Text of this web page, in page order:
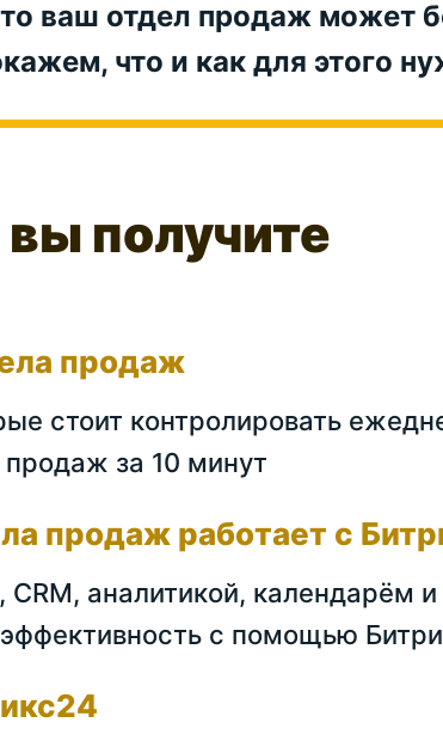
ваш отдел продаж может
что и как для этого
получите
продаж
стоит контролировать
продаж за 10 минут
продаж работает с
CRM, аналитикой, календарём
с помощью